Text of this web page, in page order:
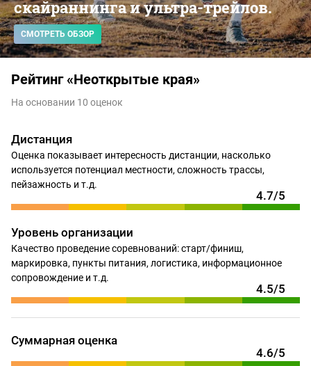
скайраннинга и ультра-трейлов.
СМОТРЕТЬ ОБЗОР
Рейтинг «Неоткрытые края»
На основании 10 оценок
Дистанция
Оценка показывает интересность дистанции, насколько
используется потенциал местности, сложность трассы,
пейзажность и т.д.
4.7/5
Уровень организации
Качество проведение соревнований: старт/финиш,
маркировка, пункты питания, логистика, информационное
сопровождение и т.д.
4.5/5
Суммарная оценка
4.6/5